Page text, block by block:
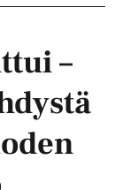
–